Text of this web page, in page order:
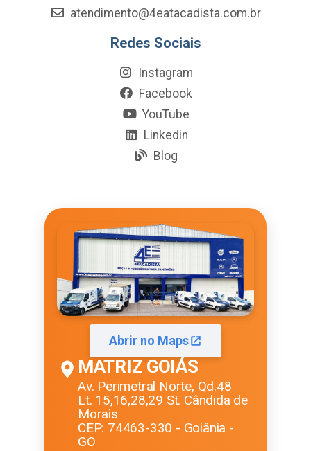
atendimento@4eatacadista.com.br
Redes Sociais
Instagram
Facebook
YouTube
Linkedin
Blog
Abrir no Maps
MATRIZ GOIÁS
Av. Perimetral Norte, Qd.48
Lt. 15,16,28,29 St. Cândida de
Morais
CEP: 74463-330 - Goiânia -
GO